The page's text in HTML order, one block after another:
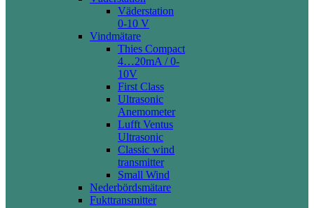
Väderstation
0-10 V
Vindmätare
Thies Compact
4…20mA / 0-
10V
First Class
Ultrasonic
Anemometer
Lufft Ventus
Ultrasonic
Classic wind
transmitter
Small Wind
Nederbördsmätare
Fukttransmitter